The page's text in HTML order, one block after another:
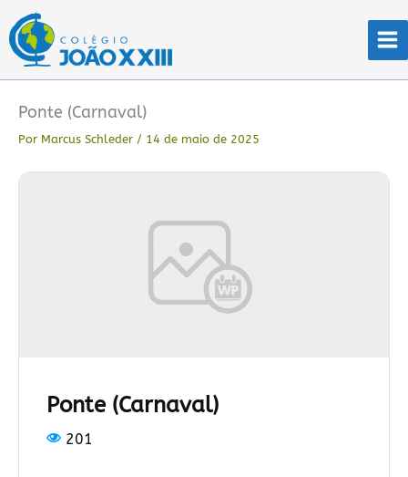
para
conteúdo
Ponte (Carnaval)
Por Marcus Schleder / 14 de maio de 2025
Ponte (Carnaval)
201